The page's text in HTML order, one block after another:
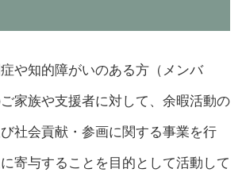
や知的障がいのある方（メンバ
家族や支援者に対して、余暇活動の
社会貢献・参画に関する事業を行
寄与することを目的として活動して